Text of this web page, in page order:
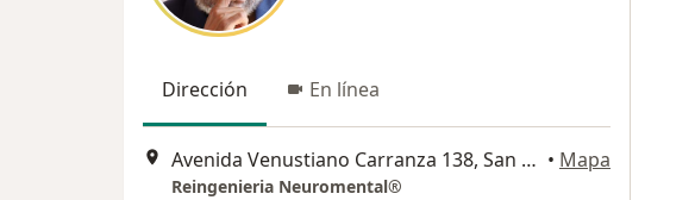
Dirección En línea
Avenida Venustiano Carranza 138, San Luis Potosi • Mapa
Reingenieria Neuromental®